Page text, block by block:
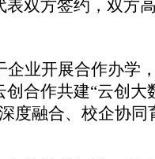
双方签约，双方
业开展合作办学
合作共建“云创大
度融合、校企协